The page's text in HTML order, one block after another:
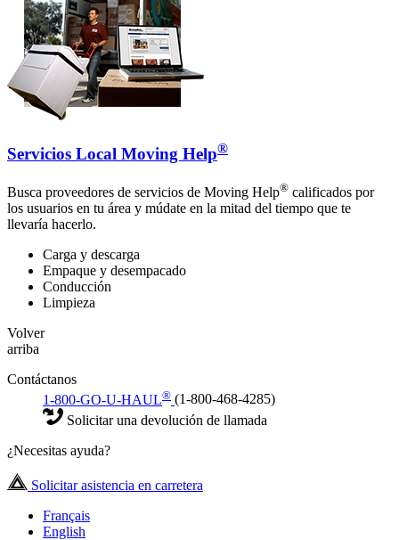
Servicios Local Moving Help®
Busca proveedores de servicios de Moving Help® calificados por
los usuarios en tu área y múdate en la mitad del tiempo que te
llevaría hacerlo.
Carga y descarga
Empaque y desempacado
Conducción
Limpieza
Volver
arriba
Contáctanos
1-800-GO-U-HAUL® (1-800-468-4285)
Solicitar una devolución de llamada
¿Necesitas ayuda?
Solicitar asistencia en carretera
Français
English